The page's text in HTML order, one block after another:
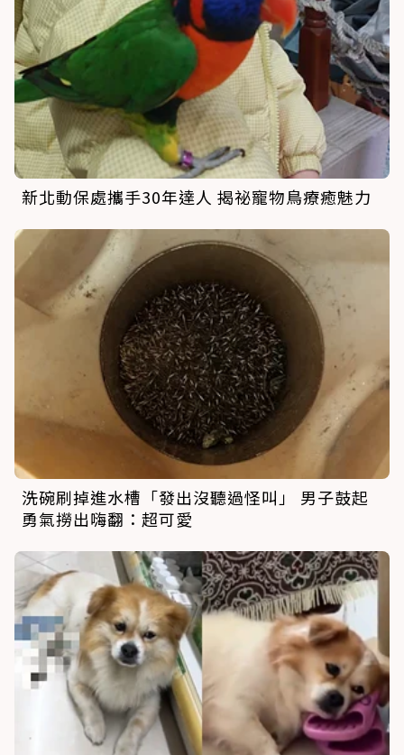
新北動保處攜手30年達人 揭祕寵物鳥療癒魅力
洗碗刷掉進水槽「發出沒聽過怪叫」 男子鼓起
勇氣撈出嗨翻：超可愛